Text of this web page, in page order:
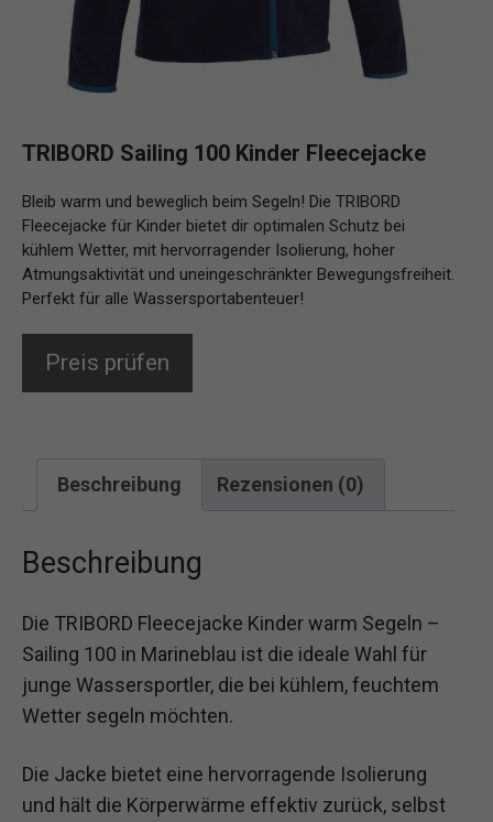
TRIBORD Sailing 100 Kinder Fleecejacke
Bleib warm und beweglich beim Segeln! Die TRIBORD
Fleecejacke für Kinder bietet dir optimalen Schutz bei
kühlem Wetter, mit hervorragender Isolierung, hoher
Atmungsaktivität und uneingeschränkter Bewegungsfreiheit.
Perfekt für alle Wassersportabenteuer!
Preis prüfen
Beschreibung Rezensionen (0)
Beschreibung
Die TRIBORD Fleecejacke Kinder warm Segeln –
Sailing 100 in Marineblau ist die ideale Wahl für
junge Wassersportler, die bei kühlem, feuchtem
Wetter segeln möchten.
Die Jacke bietet eine hervorragende Isolierung
und hält die Körperwärme effektiv zurück, selbst